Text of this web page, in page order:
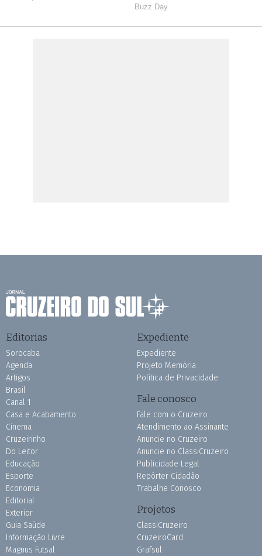
Editorias
Sorocaba
Agenda
Artigos
Brasil
Canal 1
Casa e Acabamento
Cinema
Cruzeirinho
Do Leitor
Educação
Esporte
Economia
Editorial
Exterior
Guia Saúde
Informação Livre
Magnus Futsal
Expediente
Expediente
Projeto Memória
Política de Privacidade
Fale conosco
Fale com o Cruzeiro
Atendimento ao Assinante
Anuncie no Cruzeiro
Anuncie no ClassiCruzeiro
Publicidade Legal
Repórter Cidadão
Trabalhe Conosco
Projetos
ClassiCruzeiro
CruzeiroCard
Grafsul